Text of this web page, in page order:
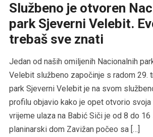
Službeno je otvoren
park Sjeverni Velebit.
trebaš sve znati
Jedan od naših omiljenih Nacionalnih
Velebit službeno započinje s radom 29.
park Sjeverni Velebit je na svom
profilu objavio kako je opet otvorio svoja
vrijeme ulaza na Babić Siči je od 8 do
planinarski dom Zavižan počeo sa […]